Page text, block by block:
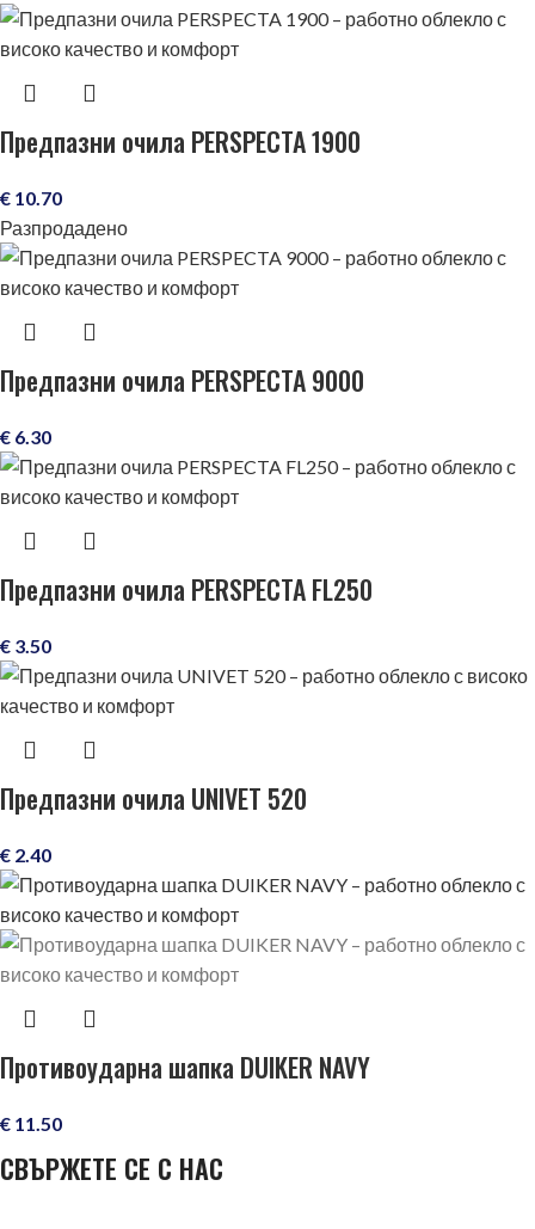
Предпазни очила PERSPECTA 1900
€ 10.70
Разпродадено
Предпазни очила PERSPECTA 9000
€ 6.30
Предпазни очила PERSPECTA FL250
€ 3.50
Предпазни очила UNIVET 520
€ 2.40
Противоударна шапка DUIKER NAVY
€ 11.50
СВЪРЖЕТЕ СЕ С НАС